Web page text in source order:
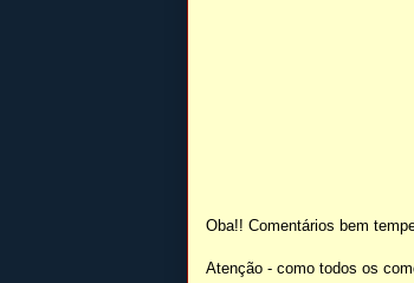
Oba!! Comentários bem
Atenção - como todos os